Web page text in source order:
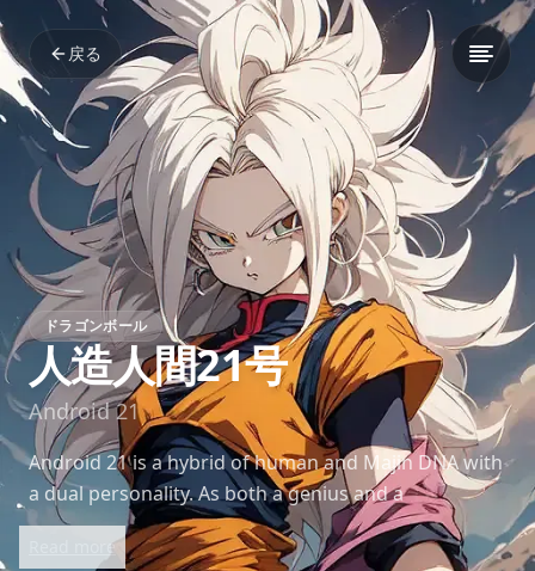
戻る
ドラゴンボール
人造人間21号
Android 21
Android 21 is a hybrid of human and Majin DNA with
a dual personality. As both a genius and a
destructive force, she embodies the dangers of
unchecked ambition and power.
Read more